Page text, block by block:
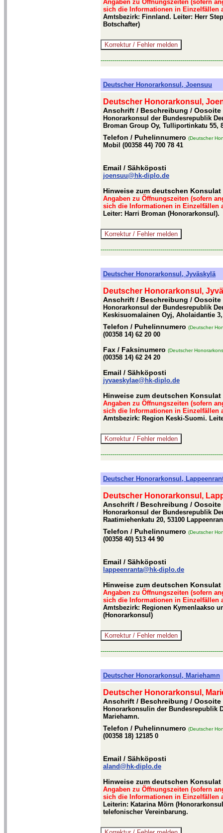
Angaben zu Öffnungszeiten (sofern
sich die Informationen in Einzelfällen
Amtsbezirk: Finnland. Leiter: Herr
Botschafter)
Deutscher Honorarkonsul, Joensuu
Deutscher Honorarkonsul,
Anschrift / Beschreibung / Oosoite
Honorarkonsul der Bundesrepublik
Broman Group Oy, Tulliportinkatu 55,
Telefon / Puhelinnumero (Deutscher
Mobil (00358 44) 700 78 41
Email / Sähköposti
joensuu@hk-diplo.de
Hinweise zum deutschen
Angaben zu Öffnungszeiten (sofern
sich die Informationen in Einzelfällen
Leiter: Harri Broman (Honorarkonsul).
Deutscher Honorarkonsul, Jyväskylä
Deutscher Honorarkonsul,
Anschrift / Beschreibung / Oosoite
Honorarkonsul der Bundesrepublik
Keskisuomalainen Oyj, Aholaidantie
Telefon / Puhelinnumero (Deutscher
(00358 14) 62 20 00
Fax / Faksinumero (Deutscher
(00358 14) 62 24 20
Email / Sähköposti
jyvaeskylae@hk-diplo.de
Hinweise zum deutschen
Angaben zu Öffnungszeiten (sofern
sich die Informationen in Einzelfällen
Amtsbezirk: Region Keski-Suomi.
Deutscher Honorarkonsul,
Deutscher Honorarkonsul,
Anschrift / Beschreibung / Oosoite
Honorarkonsul der Bundesrepublik
Raatimiehenkatu 20, 53100
Telefon / Puhelinnumero (Deutscher
(00358 40) 513 44 90
Email / Sähköposti
lappeenranta@hk-diplo.de
Hinweise zum deutschen
Angaben zu Öffnungszeiten (sofern
sich die Informationen in Einzelfällen
Amtsbezirk: Regionen Kymenlaakso
(Honorarkonsul)
Deutscher Honorarkonsul, Mariehamn
Deutscher Honorarkonsul,
Anschrift / Beschreibung / Oosoite
Honorarkonsulin der Bundesrepublik
Mariehamn.
Telefon / Puhelinnumero (Deutscher
(00358 18) 12185 0
Email / Sähköposti
aland@hk-diplo.de
Hinweise zum deutschen Konsulat
Angaben zu Öffnungszeiten (sofern
sich die Informationen in Einzelfällen
Leiterin: Katarina Mörn
telefonischer Vereinbarung.